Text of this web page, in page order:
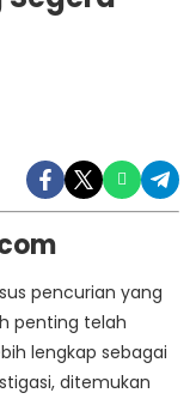
pencurian yang
penting telah
lengkap sebagai
ditemukan